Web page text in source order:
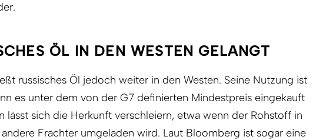
ÖL IN DEN WESTEN GELANGT
russisches Öl jedoch weiter in den Westen. Seine Nutzung ist
es unter dem von der G7 definierten Mindestpreis eingekauft
lässt sich die Herkunft verschleiern, etwa wenn der Rohstoff in
Frachter umgeladen wird. Laut Bloomberg ist sogar eine